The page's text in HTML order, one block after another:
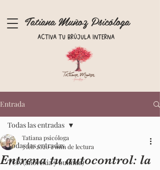
Tatiana Muñoz Psicóloga
Activa tu brújula interna
Entrada
Todas las entradas
TCA (anorexia y bulimia)
Todas las entradas
Entrena tu autocontrol: la
Tatiana psicóloga
3 feb 20202 min de lectura